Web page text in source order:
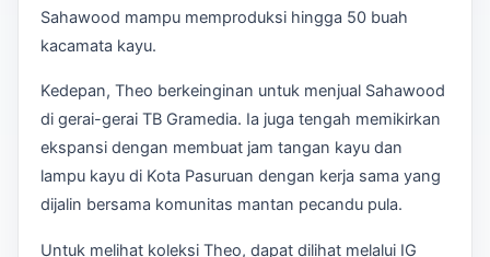
Sahawood mampu memproduksi hingga 50 buah
kacamata kayu.
Kedepan, Theo berkeinginan untuk menjual Sahawood
di gerai-gerai TB Gramedia. Ia juga tengah memikirkan
ekspansi dengan membuat jam tangan kayu dan
lampu kayu di Kota Pasuruan dengan kerja sama yang
dijalin bersama komunitas mantan pecandu pula.
Untuk melihat koleksi Theo, dapat dilihat melalui IG